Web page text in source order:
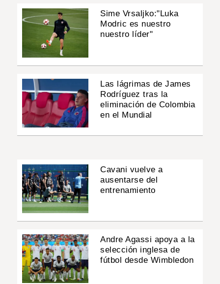
Sime Vrsaljko:"Luka
Modric es nuestro
nuestro líder"
Las lágrimas de James
Rodríguez tras la
eliminación de Colombia
en el Mundial
Cavani vuelve a
ausentarse del
entrenamiento
Andre Agassi apoya a la
selección inglesa de
fútbol desde Wimbledon